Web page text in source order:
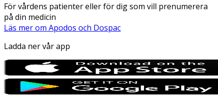
För vårdens patienter eller för dig som vill prenumerera
på din medicin
Läs mer om Apodos och Dospac
Ladda ner vår app